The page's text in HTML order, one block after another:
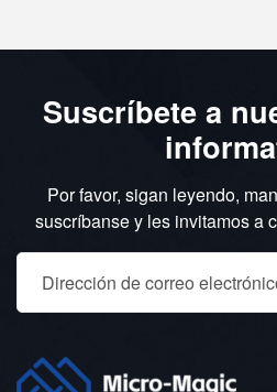
Suscríbete a
Por favor, sigan leyendo,
suscríbanse y les invitamos a